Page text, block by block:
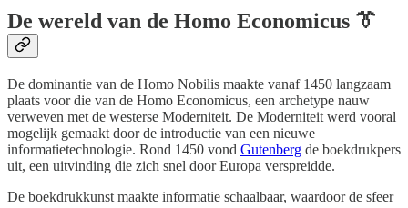
De wereld van de Homo Economicus 👔
De dominantie van de Homo Nobilis maakte vanaf 1450 langzaam
plaats voor die van de Homo Economicus, een archetype nauw
verweven met de westerse Moderniteit. De Moderniteit werd vooral
mogelijk gemaakt door de introductie van een nieuwe
informatietechnologie. Rond 1450 vond Gutenberg de boekdrukpers
uit, een uitvinding die zich snel door Europa verspreidde.
De boekdrukkunst maakte informatie schaalbaar, waardoor de sfeer